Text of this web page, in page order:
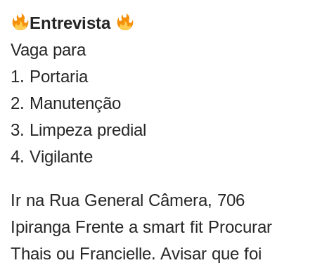
Entrevista
Vaga para
1. Portaria
2. Manutenção
3. Limpeza predial
4. Vigilante
Ir na Rua General Câmera, 706
Ipiranga Frente a smart fit Procurar
Thais ou Francielle. Avisar que foi